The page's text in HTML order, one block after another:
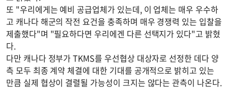
또 "우리에게는 예비 공급업체가 있는데, 이 업체는 매우 우수하
고 캐나다 해군의 작전 요건을 충족하며 매우 경쟁력 있는 입찰을
제출했다"며 "필요하다면 우리에겐 다른 선택지가 있다"고 밝혔
다.
다만 캐나다 정부가 TKMS를 우선협상 대상자로 선정한 데다 양
측 모두 최종 계약 체결에 대한 기대를 공개적으로 밝히고 있는
만큼 실제 협상이 결렬될 가능성이 크지는 않다는 관측이 나온다.